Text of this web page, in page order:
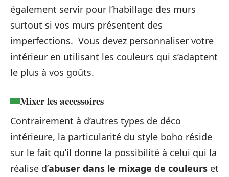
également servir pour l’habillage des murs
surtout si vos murs présentent des
imperfections. Vous devez personnaliser votre
intérieur en utilisant les couleurs qui s’adaptent
le plus à vos goûts.
Mixer les accessoires
Contrairement à d’autres types de déco
intérieure, la particularité du style boho réside
sur le fait qu’il donne la possibilité à celui qui la
réalise d’abuser dans le mixage de couleurs et